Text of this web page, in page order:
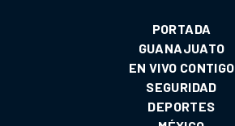
PORTADA
GUANAJUATO
EN VIVO CONTIGO
SEGURIDAD
DEPORTES